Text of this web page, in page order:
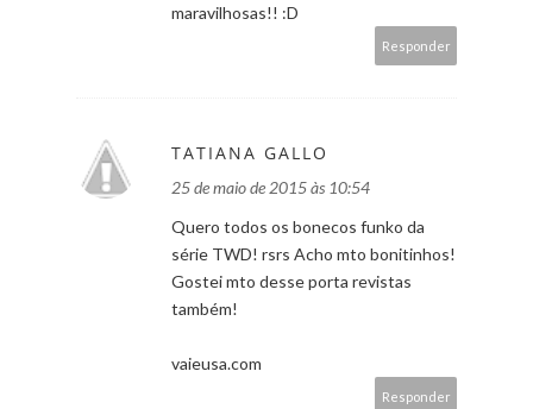
maravilhosas!! :D
Responder
TATIANA GALLO
25 de maio de 2015 às 10:54
Quero todos os bonecos funko da
série TWD! rsrs Acho mto bonitinhos!
Gostei mto desse porta revistas
também!
vaieusa.com
Responder